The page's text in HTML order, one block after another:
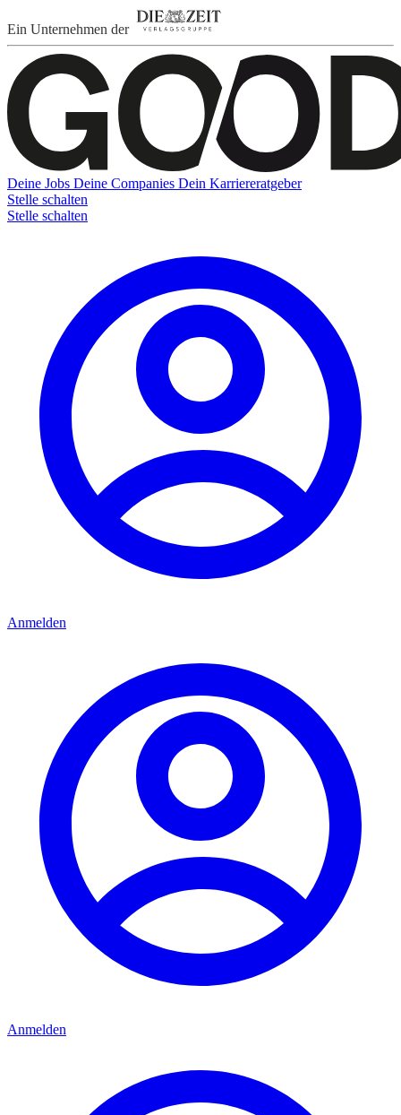
Ein Unternehmen der
Deine Jobs Deine Companies Dein Karriereratgeber
Stelle schalten
Stelle schalten
Anmelden
Anmelden